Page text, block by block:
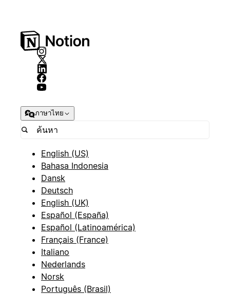
ภาษาไทย
English (US)
Bahasa Indonesia
Dansk
Deutsch
English (UK)
Español (España)
Español (Latinoamérica)
Français (France)
Italiano
Nederlands
Norsk
Português (Brasil)